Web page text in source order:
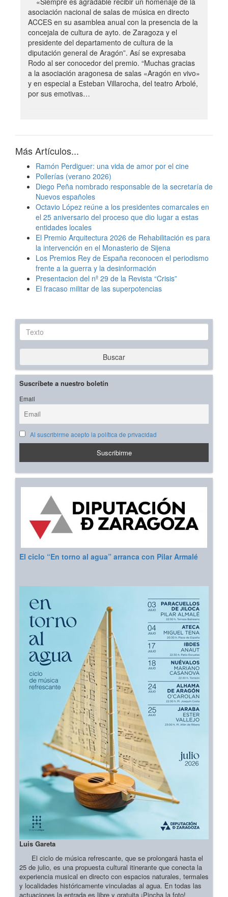
asociación nacional de salas de música en directo
ACCES en su asamblea anual con la presencia de la
concejala de cultura de ayto. de Zaragoza y el
presidente del departamento de cultura de la
diputación general de Aragón”. Así se expresaba
Rodo al ser conocedor del premio. “Muchas gracias
a la asociación aragonesa de salas «Aragón en vivo»
y en especial a Esteban Villarocha, del teatro Arbolé,
por sus emotivas…
Más Artículos...
Ramón Perdiguer: una vida de amor por el cine
Pollerías (verano 2026)
Diego Peña nombrado responsable de la secretaría de
Nuevos españoles
Octavio López reúne a los presidentes comarcales en
el 25 aniversario del proceso que dio lugar a estas
entidades locales
El Premio Arquitectura 2026 de Rehabilitación es para
la intervención en el Monasterio de Sijena
Los Premios Rey de España reconocen el periodismo
frente a la guerra y la desinformación
Presentacion del nº 29 de la Revista “Crisis”
El fracaso militar de las superpotencias
Texto
Buscar
Suscríbete a nuestro boletín
Email
Al suscribirme acepto la política de privacidad
El ciclo “En torno al agua” arranca con Pilar Armalé
Luis Gareta
El ciclo de música refrescante, que se prolongará hasta el
25 de julio, es una propuesta cultural itinerante que conecta la
experiencia musical en directo con espacios naturales, termales
y localidades históricamente vinculadas al agua. En todas las
actuaciones la entrada es libre y gratuita ¡Pincha la foto!